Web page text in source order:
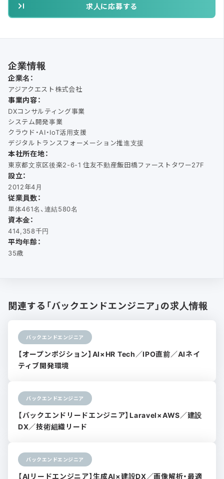
求人に応募する
企業情報
企業名：
アジアクエスト株式会社
事業内容：
DXコンサルティング事業
システム開発事業
クラウド・AI・IoT活用支援
デジタルトランスフォーメーション推進支援
本社所在地：
東京都文京区後楽2-6-1 住友不動産飯田橋ファーストタワー27F
設立：
2012年4月
従業員数：
単体461名、連結580名
資本金：
414,358千円
平均年齢：
35歳
関連する「バックエンドエンジニア」の求人情報
バックエンドエンジニア
【オープンポジション】AI×HR Tech／IPO直前／AIネイ
ティブ開発環境
バックエンドエンジニア
【バックエンドリードエンジニア】Laravel×AWS／建設
DX／技術組織リード
バックエンドエンジニア
【AIリードエンジニア】生成AI×建設DX／画像解析・最適